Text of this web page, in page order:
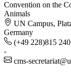
Convention on the
Animals
UN Campus,
Germany
(+49 228)815
-
cms-